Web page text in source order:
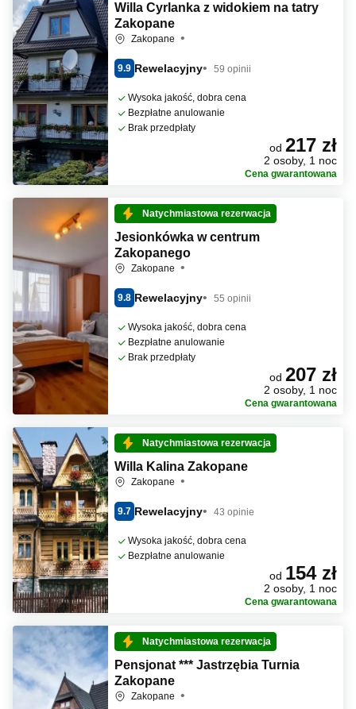
Willa Cyrlanka z widokiem na tatry
Zakopane
Zakopane
9.9 Rewelacyjny 59 opinii
Wysoka jakość, dobra cena
Bezpłatne anulowanie
Brak przedpłaty
od 217 zł
2 osoby, 1 noc
Cena gwarantowana
Natychmiastowa rezerwacja
Jesionkówka w centrum
Zakopanego
Zakopane
9.8 Rewelacyjny 55 opinii
Wysoka jakość, dobra cena
Bezpłatne anulowanie
Brak przedpłaty
od 207 zł
2 osoby, 1 noc
Cena gwarantowana
Natychmiastowa rezerwacja
Willa Kalina Zakopane
Zakopane
9.7 Rewelacyjny 43 opinie
Wysoka jakość, dobra cena
Bezpłatne anulowanie
od 154 zł
2 osoby, 1 noc
Cena gwarantowana
Natychmiastowa rezerwacja
Pensjonat *** Jastrzębia Turnia
Zakopane
Zakopane